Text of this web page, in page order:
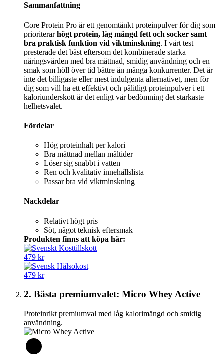
Sammanfattning
Core Protein Pro är ett genomtänkt proteinpulver för dig som
prioriterarhögt protein, låg mängd fett och socker samt
bra praktisk funktion vid viktminskning. I vårt test
presterade det bäst eftersom det kombinerade starka
näringsvärden med bra mättnad, smidig användning och en
smak som höll över tid bättre än många konkurrenter. Det är
inte det billigaste eller mest indulgenta alternativet, men för
dig som vill ha ett effektivt och pålitligt proteinpulver i ett
kaloriunderskott är det enligt vår bedömning det starkaste
helhetsvalet.
Fördelar
Hög proteinhalt per kalori
Bra mättnad mellan måltider
Löser sig snabbt i vatten
Ren och kvalitativ innehållslista
Passar bra vid viktminskning
Nackdelar
Relativt högt pris
Söt, något teknisk eftersmak
Produkten finns att köpa här:
479 kr
479 kr
2. Bästa premiumvalet: Micro Whey Active
Proteinrikt premiumval med låg kalorimängd och smidig
användning.